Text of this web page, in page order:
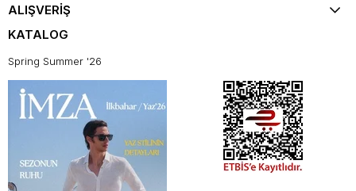
ALIŞVERİŞ
KATALOG
Spring Summer '26